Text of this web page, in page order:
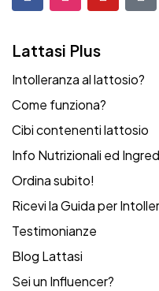
Lattasi Plus
Intolleranza al lattosio?
Come funziona?
Cibi contenenti lattosio
Info Nutrizionali ed
Ordina subito!
Ricevi la Guida per
Testimonianze
Blog Lattasi
Sei un Influencer?